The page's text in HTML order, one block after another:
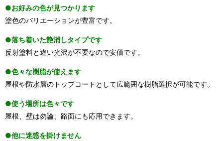
●お好みの色が見つかります
塗色のバリエーションが豊富です。
●落ち着いた艶消しタイプです
反射塗料と違い光沢が不要なので安価です。
●色々な樹脂が使えます
屋根や防水層のトップコートとして広範囲な樹脂選択が可能です。
●使う場所は色々です
屋根、壁は勿論、路面にも応用できます。
●他に迷惑を掛けません